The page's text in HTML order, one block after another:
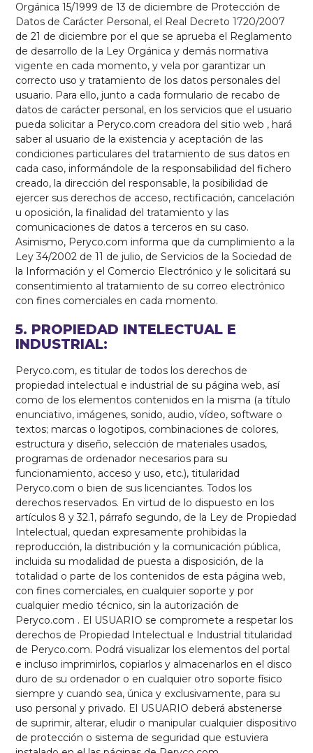
Orgánica 15/1999 de 13 de diciembre de Protección de
Datos de Carácter Personal, el Real Decreto 1720/2007
de 21 de diciembre por el que se aprueba el Reglamento
de desarrollo de la Ley Orgánica y demás normativa
vigente en cada momento, y vela por garantizar un
correcto uso y tratamiento de los datos personales del
usuario. Para ello, junto a cada formulario de recabo de
datos de carácter personal, en los servicios que el usuario
pueda solicitar a Peryco.com creadora del sitio web , hará
saber al usuario de la existencia y aceptación de las
condiciones particulares del tratamiento de sus datos en
cada caso, informándole de la responsabilidad del fichero
creado, la dirección del responsable, la posibilidad de
ejercer sus derechos de acceso, rectificación, cancelación
u oposición, la finalidad del tratamiento y las
comunicaciones de datos a terceros en su caso.
Asimismo, Peryco.com informa que da cumplimiento a la
Ley 34/2002 de 11 de julio, de Servicios de la Sociedad de
la Información y el Comercio Electrónico y le solicitará su
consentimiento al tratamiento de su correo electrónico
con fines comerciales en cada momento.
5. PROPIEDAD INTELECTUAL E
INDUSTRIAL:
Peryco.com, es titular de todos los derechos de
propiedad intelectual e industrial de su página web, así
como de los elementos contenidos en la misma (a título
enunciativo, imágenes, sonido, audio, vídeo, software o
textos; marcas o logotipos, combinaciones de colores,
estructura y diseño, selección de materiales usados,
programas de ordenador necesarios para su
funcionamiento, acceso y uso, etc.), titularidad
Peryco.com o bien de sus licenciantes. Todos los
derechos reservados. En virtud de lo dispuesto en los
artículos 8 y 32.1, párrafo segundo, de la Ley de Propiedad
Intelectual, quedan expresamente prohibidas la
reproducción, la distribución y la comunicación pública,
incluida su modalidad de puesta a disposición, de la
totalidad o parte de los contenidos de esta página web,
con fines comerciales, en cualquier soporte y por
cualquier medio técnico, sin la autorización de
Peryco.com . El USUARIO se compromete a respetar los
derechos de Propiedad Intelectual e Industrial titularidad
de Peryco.com. Podrá visualizar los elementos del portal
e incluso imprimirlos, copiarlos y almacenarlos en el disco
duro de su ordenador o en cualquier otro soporte físico
siempre y cuando sea, única y exclusivamente, para su
uso personal y privado. El USUARIO deberá abstenerse
de suprimir, alterar, eludir o manipular cualquier dispositivo
de protección o sistema de seguridad que estuviera